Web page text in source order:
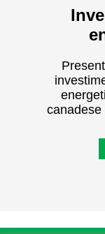
canadese